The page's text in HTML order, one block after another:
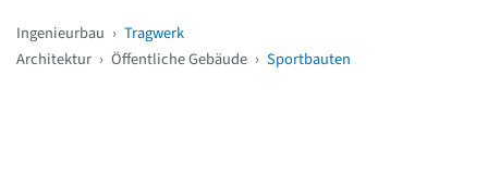
Ingenieurbau › Tragwerk
Architektur › Öffentliche Gebäude › Sportbauten